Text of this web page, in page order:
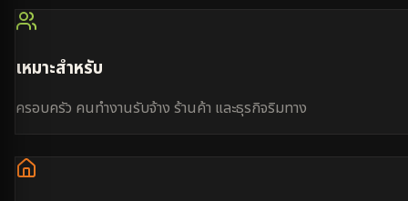
เหมาะสำหรับ
ครอบครัว คนทำงานรับจ้าง ร้านค้า และธุรกิจริมทาง